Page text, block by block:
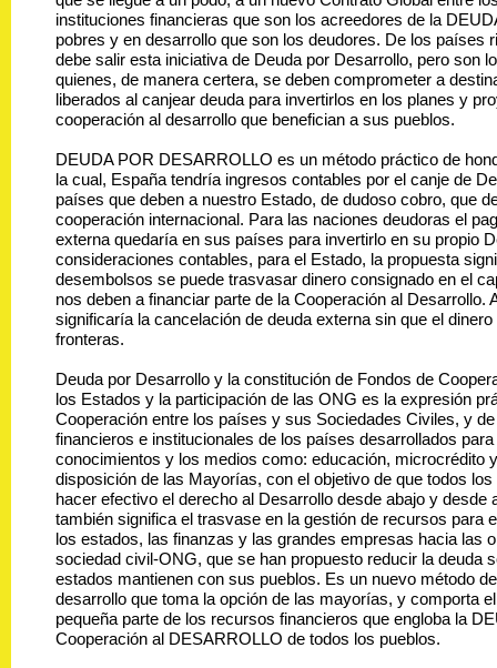
instituciones financieras que son los acreedores de la
pobres y en desarrollo que son los deudores. De los países
debe salir esta iniciativa de Deuda por Desarrollo, pero son
quienes, de manera certera, se deben comprometer a
liberados al canjear deuda para invertirlos en los planes y
cooperación al desarrollo que benefician a sus pueblos.
DEUDA POR DESARROLLO es un método práctico de
la cual, España tendría ingresos contables por el canje de
países que deben a nuestro Estado, de dudoso cobro, que
cooperación internacional. Para las naciones deudoras el
externa quedaría en sus países para invertirlo en su propio
consideraciones contables, para el Estado, la propuesta
desembolsos se puede trasvasar dinero consignado en el
nos deben a financiar parte de la Cooperación al Desarrollo.
significaría la cancelación de deuda externa sin que el
fronteras.
Deuda por Desarrollo y la constitución de Fondos de
los Estados y la participación de las ONG es la expresión
Cooperación entre los países y sus Sociedades Civiles, y
financieros e institucionales de los países desarrollados
conocimientos y los medios como: educación, microcrédito
disposición de las Mayorías, con el objetivo de que todos los
hacer efectivo el derecho al Desarrollo desde abajo y desde
también significa el trasvase en la gestión de recursos para
los estados, las finanzas y las grandes empresas hacia las
sociedad civil-ONG, que se han propuesto reducir la deuda
estados mantienen con sus pueblos. Es un nuevo método
desarrollo que toma la opción de las mayorías, y comporta
pequeña parte de los recursos financieros que engloba la
Cooperación al DESARROLLO de todos los pueblos.